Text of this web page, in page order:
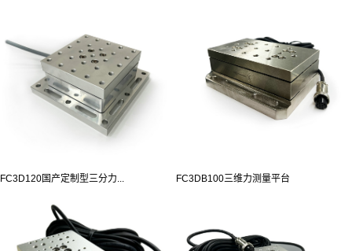
FC3D120国产定制型三分力... FC3DB100三维力测量平台